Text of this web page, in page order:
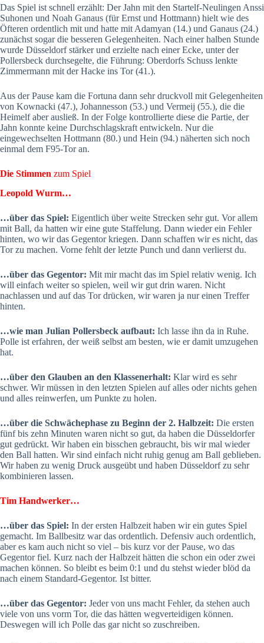
Das Spiel ist schnell erzählt: Der Jahn mit den Startelf-Neulingen Anssi
Suhonen und Noah Ganaus (für Ernst und Hottmann) hielt wie des
Öfteren ordentlich mit und hatte mit Adamyan (14.) und Ganaus (24.)
zunächst sogar die besseren Gelegenheiten. Nach einer halben Stunde
wurde Düsseldorf stärker und erzielte nach einer Ecke, unter der
Pollersbeck durchsegelte, die Führung: Oberdorfs Schuss lenkte
Zimmermann mit der Hacke ins Tor (41.).
Aus der Pause kam die Fortuna dann sehr druckvoll mit Gelegenheiten
von Kownacki (47.), Johannesson (53.) und Vermeij (55.), die die
Heimelf aber ausließ. In der Folge kontrollierte diese die Partie, der
Jahn konnte keine Durchschlagskraft entwickeln. Nur die
eingewechselten Hottmann (80.) und Hein (94.) näherten sich noch
einmal dem F95-Tor an.
Die Stimmen zum Spiel
Leopold Wurm…
…über das Spiel: Eigentlich über weite Strecken sehr gut. Vor allem
mit Ball, da hatten wir eine gute Staffelung. Dann wieder ein Fehler
hinten, wo wir das Gegentor kriegen. Dann schaffen wir es nicht, das
Tor zu machen. Vorne fehlt der letzte Punch und dann verlierst du.
…über das Gegentor: Mit mir macht das im Spiel relativ wenig. Ich
will einfach weiter so spielen, weil wir gut drin waren. Nicht
nachlassen und auf das Tor drücken, wir waren ja nur einen Treffer
hinten.
…wie man Julian Pollersbeck aufbaut: Ich lasse ihn da in Ruhe.
Polle ist erfahren, der weiß selbst am besten, wie er damit umzugehen
hat.
…über den Glauben an den Klassenerhalt: Klar wird es sehr
schwer. Wir müssen in den letzten Spielen auf alles oder nichts gehen
und alles reinwerfen, um Punkte zu holen.
…über die Schwächephase zu Beginn der 2. Halbzeit: Die ersten
fünf bis zehn Minuten waren nicht so gut, da haben die Düsseldorfer
gut gedrückt. Wir haben ein bisschen gebraucht, bis wir mal wieder
den Ball hatten. Wir sind einfach nicht ruhig genug am Ball geblieben.
Wir haben zu wenig Druck ausgeübt und haben Düsseldorf zu sehr
kombinieren lassen.
Tim Handwerker…
…über das Spiel: In der ersten Halbzeit haben wir ein gutes Spiel
gemacht. Im Ballbesitz war das ordentlich. Defensiv auch ordentlich,
aber es kam auch nicht so viel – bis kurz vor der Pause, wo das
Gegentor fiel. Kurz nach der Halbzeit hätten die schon ein oder zwei
machen können. So bleibt es beim 0:1 und du stehst wieder blöd da
nach einem Standard-Gegentor. Ist bitter.
…über das Gegentor: Jeder von uns macht Fehler, da stehen auch
viele von uns vorm Tor, die das hätten wegverteidigen können.
Deswegen will ich Polle das gar nicht so zuschreiben.